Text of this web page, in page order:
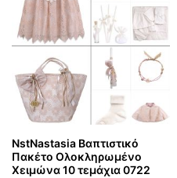
NstNastasia Βαπτιστικό
Πακέτο Ολοκληρωμένο
Χειμώνα 10 τεμάχια 0722